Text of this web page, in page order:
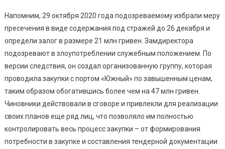
Напомним, 29 октября 2020 года подозреваемому избрали меру
пресечения в виде содержания под стражей до 26 декабря и
определи залог в размере 21 млн гривен. Замдиректора
подозревают в злоупотреблении служебным положением. По
версии следствия, он создал организованную группу, которая
проводила закупки с портом «Южный» по завышенным ценам,
таким образом обогатившись более чем на 47 млн гривен.
Чиновники действовали в сговоре и привлекли для реализации
своих планов еще ряд лиц, что позволяло им полностью
контролировать весь процесс закупки – от формирования
потребности в закупке и составления тендерной документации